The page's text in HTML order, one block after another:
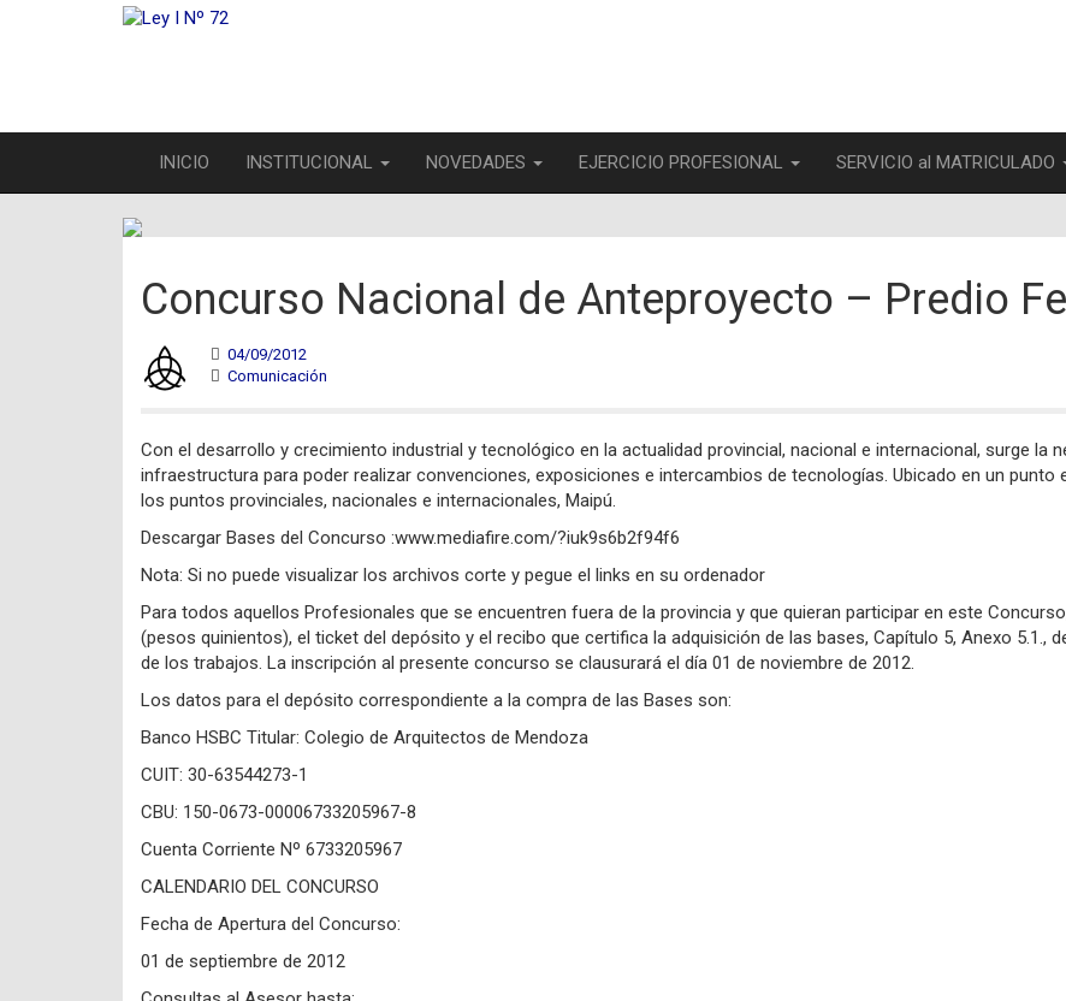
INICIO INSTITUCIONAL NOVEDADES EJERCICIO PROFESIONAL SERVICIO al MATRICULADO
Concurso Nacional de Anteproyecto – Predio
04/09/2012
Comunicación
Con el desarrollo y crecimiento industrial y tecnológico en la actualidad provincial, nacional e internacional, surge la
infraestructura para poder realizar convenciones, exposiciones e intercambios de tecnologías. Ubicado en un
los puntos provinciales, nacionales e internacionales, Maipú.
Descargar Bases del Concurso :www.mediafire.com/?iuk9s6b2f94f6
Nota: Si no puede visualizar los archivos corte y pegue el links en su ordenador
Para todos aquellos Profesionales que se encuentren fuera de la provincia y que quieran participar en este
(pesos quinientos), el ticket del depósito y el recibo que certifica la adquisi­ción de las bases, Capítulo 5, Anexo 5.1.,
de los trabajos. La inscripción al presente concurso se clausurará el día 01 de noviembre de 2012.
Los datos para el depósito correspondiente a la compra de las Bases son:
Banco HSBC Titular: Colegio de Arquitectos de Mendoza
CUIT: 30-63544273-1
CBU: 150-0673-00006733205967-8
Cuenta Corriente Nº 6733205967
CALENDARIO DEL CONCURSO
Fecha de Apertura del Concurso:
01 de septiembre de 2012